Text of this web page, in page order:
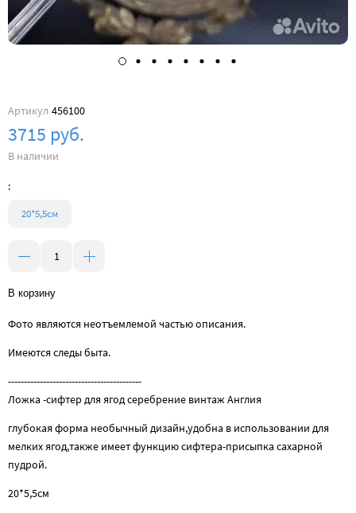
Артикул 456100
3715 руб.
В наличии
:
20*5,5см
В корзину
Фото являются неотъемлемой частью описания.
Имеются следы быта.
------------------------------------------
Ложка -сифтер для ягод серебрение винтаж Англия
глубокая форма необычный дизайн,удобна в использовании для
мелких ягод,также имеет функцию сифтера-присыпка сахарной
пудрой.
20*5,5см